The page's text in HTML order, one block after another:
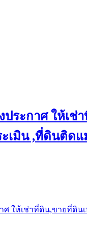
ประกาศ ให้เ
เมิน ,ที่ดินติด
ศ ให้เช่าที่ดิน,ขายที่ดิ